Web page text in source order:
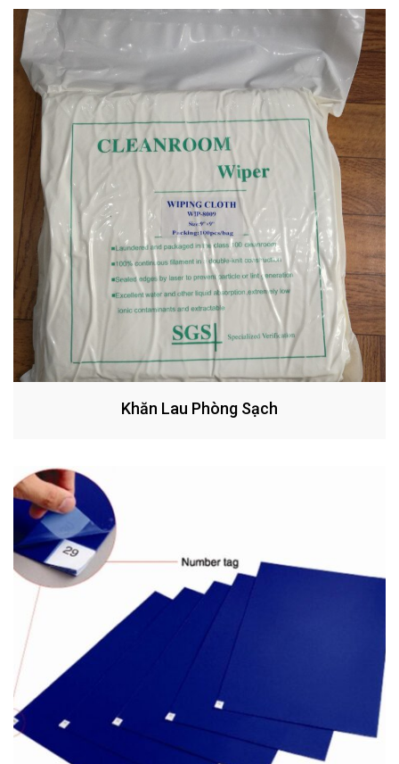
Khăn Lau Phòng Sạch